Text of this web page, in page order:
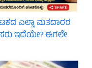
ಎಲ್ಲಾ ಮತದಾರರ
ಇದೆಯೇ? ಈಗಲೇ